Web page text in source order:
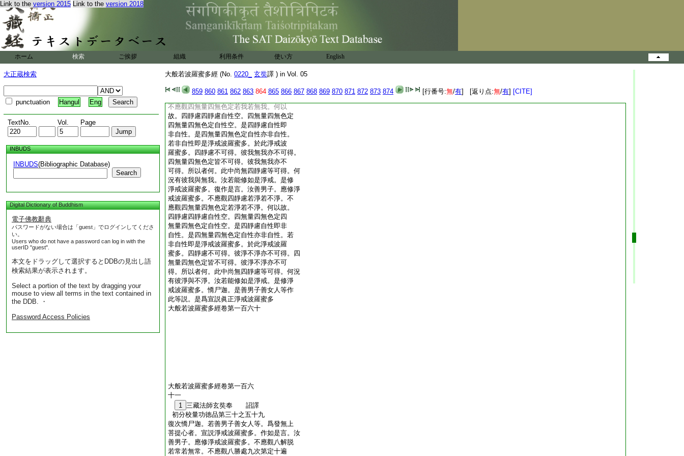
Link to the version 2015 Link to the version 2018
ホーム 検索 ご挨拶 組織 利用条件 使い方 English
大正蔵検索
punctuation Hangul Eng
TextNo. Vol. Page
INBUDS
INBUDS(Bibliographic Database)
Search
Digital Dictionary of Buddhism
電子佛教辭典
パスワードがない場合は「guest」でログインしてくださ
い。
Users who do not have a password can log in with the
userID "guest".
本文をドラッグして選択するとDDBの見出し語
検索結果が表示されます。
Select a portion of the text by dragging your
mouse to view all terms in the text contained in
the DDB. ・
Password Access Policies
大般若波羅蜜多經 (No. 0220_ 玄奘譯 ) in Vol. 05
859 860 861 862 863 864 865 866 867 868 869 870 871 872 873 874 [行番号:無/有] [返り点:無/有] [CITE]
若苦。不應觀四無量四無色定若樂若苦。何
以故。四靜慮四靜慮自性空。四無量四無色
定四無量四無色定自性空。是四靜慮自性
即非自性。是四無量四無色定自性亦非自
性。若非自性即是淨戒波羅蜜多。於此淨戒
波羅蜜多。四靜慮不可得。彼樂與苦亦不可
得。四無量四無色定皆不可得。彼樂與苦亦
不可得。所以者何。此中尚無四靜慮等可得。
何況有彼樂之與苦。汝若能修如是淨戒。是
修淨戒波羅蜜多。復作是言。汝善男子。應修
不應觀四無量四無色定若我若無我。何以
故。四靜慮四靜慮自性空。四無量四無色定
四無量四無色定自性空。是四靜慮自性即
非自性。是四無量四無色定自性亦非自性。
若非自性即是淨戒波羅蜜多。於此淨戒波
羅蜜多。四靜慮不可得。彼我無我亦不可得。
四無量四無色定皆不可得。彼我無我亦不
可得。所以者何。此中尚無四靜慮等可得。何
況有彼我與無我。汝若能修如是淨戒。是修
淨戒波羅蜜多。復作是言。汝善男子。應修淨
戒波羅蜜多。不應觀四靜慮若淨若不淨。不
應觀四無量四無色定若淨若不淨。何以故。
四靜慮四靜慮自性空。四無量四無色定四
無量四無色定自性空。是四靜慮自性即非
自性。是四無量四無色定自性亦非自性。若
非自性即是淨戒波羅蜜多。於此淨戒波羅
蜜多。四靜慮不可得。彼淨不淨亦不可得。四
無量四無色定皆不可得。彼淨不淨亦不可
得。所以者何。此中尚無四靜慮等可得。何況
有彼淨與不淨。汝若能修如是淨戒。是修淨
戒波羅蜜多。憍尸迦。是善男子善女人等作
此等説。是爲宣説眞正淨戒波羅蜜多
大般若波羅蜜多經卷第一百六十
大般若波羅蜜多經卷第一百六
十一
1 三藏法師玄奘奉 詔譯
初分校量功徳品第三十之五十九
復次憍尸迦。若善男子善女人等。爲發無上
菩提心者。宣説淨戒波羅蜜多。作如是言。汝
善男子。應修淨戒波羅蜜多。不應觀八解脱
若常若無常。不應觀八勝處九次第定十遍